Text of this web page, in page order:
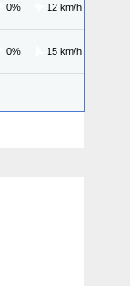
0% 12 km/h
0% 15 km/h